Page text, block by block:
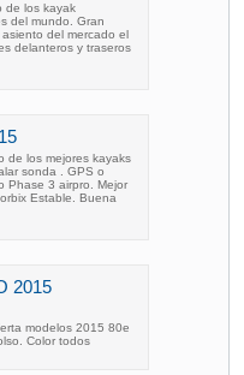
de los kayak
del mundo. Gran
del mercado el
delanteros y traseros
de los mejores kayaks
sonda . GPS o
Phase 3 airpro. Mejor
Estable. Buena
2015
modelos 2015 80e
Color todos